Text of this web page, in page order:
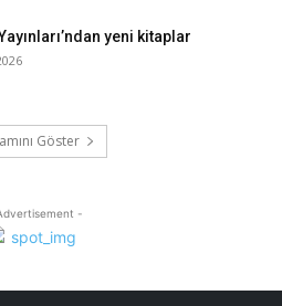
yeni kitaplar
Göster
-